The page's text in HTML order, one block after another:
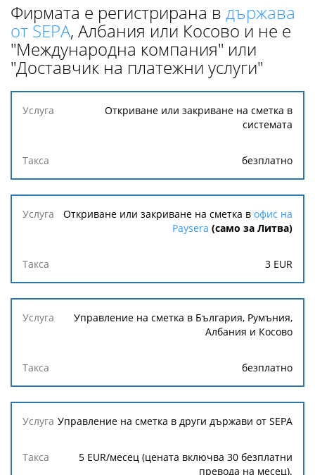
Фирмата е регистрирана в държава
от SEPA, Албания или Косово и не е
"Международна компания" или
"Доставчик на платежни услуги"
Услуга
Откриване или закриване на сметка в
системата
безплатно
Откриване или закриване на сметка в офис на
Paysera (само за Литва)
3 EUR
Управление на сметка в България, Румъния,
Албания и Косово
безплатно
Управление на сметка в други държави от SEPA
5 EUR/месец (цената включва 30 безплатни
превода на месец).